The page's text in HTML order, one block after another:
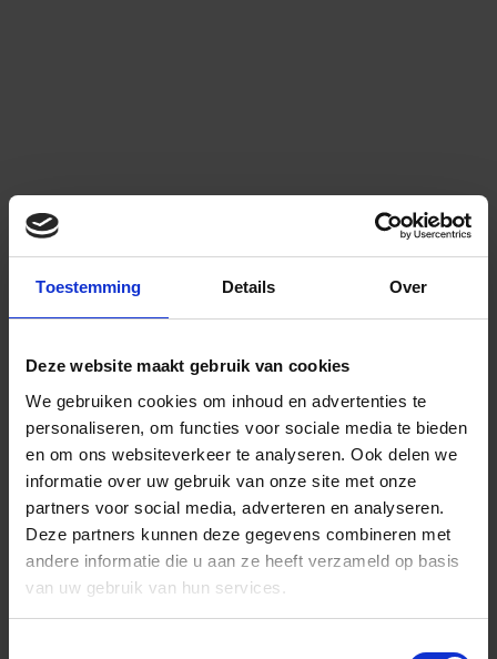
Toestemming Details Over
Deze website maakt gebruik van cookies
We gebruiken cookies om inhoud en advertenties te
personaliseren, om functies voor sociale media te bieden
en om ons websiteverkeer te analyseren. Ook delen we
informatie over uw gebruik van onze site met onze
partners voor social media, adverteren en analyseren.
Deze partners kunnen deze gegevens combineren met
andere informatie die u aan ze heeft verzameld op basis
van uw gebruik van hun services.